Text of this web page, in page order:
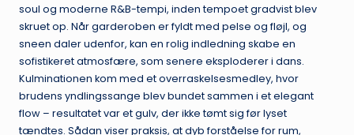
soul og moderne R&B-tempi, inden tempoet gradvist blev
skruet op. Når garderoben er fyldt med pelse og fløjl, og
sneen daler udenfor, kan en rolig indledning skabe en
sofistikeret atmosfære, som senere eksploderer i dans.
Kulminationen kom med et overraskelsesmedley, hvor
brudens yndlingssange blev bundet sammen i et elegant
flow – resultatet var et gulv, der ikke tømt sig før lyset
tændtes. Sådan viser praksis, at dyb forståelse for rum,